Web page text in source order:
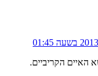
האיים הקריביים.